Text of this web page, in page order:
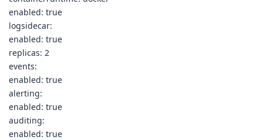
enabled: true
logsidecar:
enabled: true
replicas: 2
events:
enabled: true
alerting:
enabled: true
auditing:
enabled: true